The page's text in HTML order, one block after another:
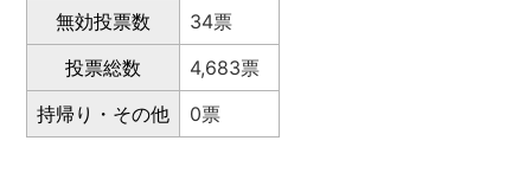
無効投票数
34票
投票総数
4,683票
持帰り・その他
0票